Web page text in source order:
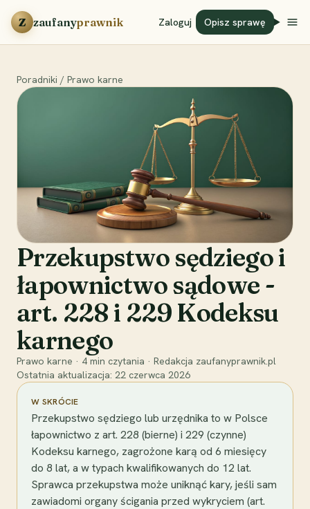
Przejdź do treści
Z zaufanyprawnik Zaloguj Opisz sprawę
Poradniki / Prawo karne
Przekupstwo sędziego i
łapownictwo sądowe -
art. 228 i 229 Kodeksu
karnego
Prawo karne · 4 min czytania · Redakcja zaufanyprawnik.pl
Ostatnia aktualizacja: 22 czerwca 2026
W SKRÓCIE
Przekupstwo sędziego lub urzędnika to w Polsce
łapownictwo z art. 228 (bierne) i 229 (czynne)
Kodeksu karnego, zagrożone karą od 6 miesięcy
do 8 lat, a w typach kwalifikowanych do 12 lat.
Sprawca przekupstwa może uniknąć kary, jeśli sam
zawiadomi organy ścigania przed wykryciem (art.